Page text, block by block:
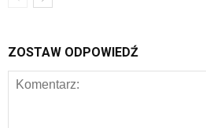
ZOSTAW ODPOWIEDŹ